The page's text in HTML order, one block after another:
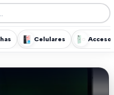
Celulares